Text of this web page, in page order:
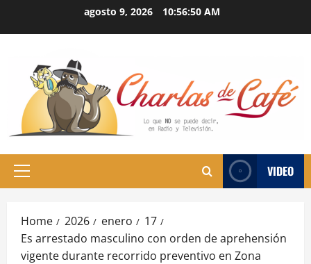
agosto 9, 2026 10:56:51 AM
Primary
VIDEO
Home 2026 enero
17
Es arrestado masculino con orden de aprehensión
vigente durante recorrido preventivo en Zona